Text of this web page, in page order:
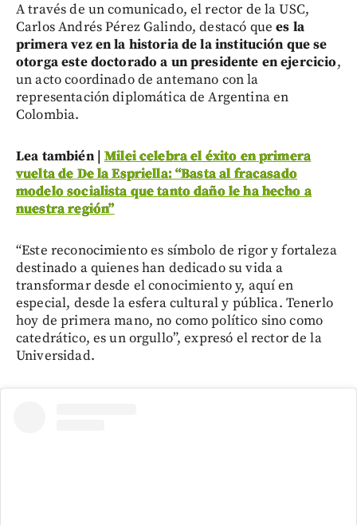
A través de un comunicado, el rector de la USC,
Carlos Andrés Pérez Galindo, destacó que es la
primera vez en la historia de la institución que se
otorga este doctorado a un presidente en ejercicio,
un acto coordinado de antemano con la
representación diplomática de Argentina en
Colombia.
Lea también |Milei celebra el éxito en primera
vuelta de De la Espriella: “Basta al fracasado
modelo socialista que tanto daño le ha hecho a
nuestra región”
“Este reconocimiento es símbolo de rigor y fortaleza
destinado a quienes han dedicado su vida a
transformar desde el conocimiento y, aquí en
especial, desde la esfera cultural y pública. Tenerlo
hoy de primera mano, no como político sino como
catedrático, es un orgullo”, expresó el rector de la
Universidad.